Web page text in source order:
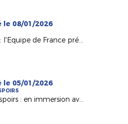
le 08/01/2026
Futsal : l'Equipe de France prépare l'Euro 2026 !
le 05/01/2026
Pôle Espoirs : en immersion avec la Promotion 2012